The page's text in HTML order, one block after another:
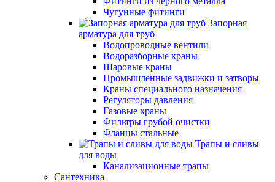
Чугунные фитинги
Запорная
арматура для труб
Водопроводные вентили
Водоразборные краны
Шаровые краны
Промышленные задвижки и затворы
Краны специального назначения
Регуляторы давления
Газовые краны
Фильтры грубой очистки
Фланцы стальные
Трапы и сливы
для воды
Канализационные трапы
Сантехника